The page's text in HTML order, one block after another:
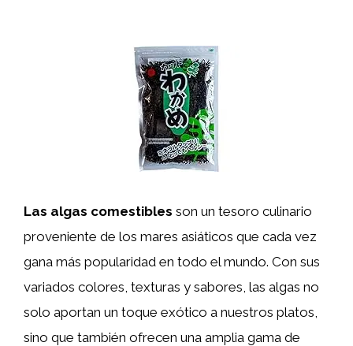
Las algas comestibles son un tesoro culinario
proveniente de los mares asiáticos que cada vez
gana más popularidad en todo el mundo. Con sus
variados colores, texturas y sabores, las algas no
solo aportan un toque exótico a nuestros platos,
sino que también ofrecen una amplia gama de